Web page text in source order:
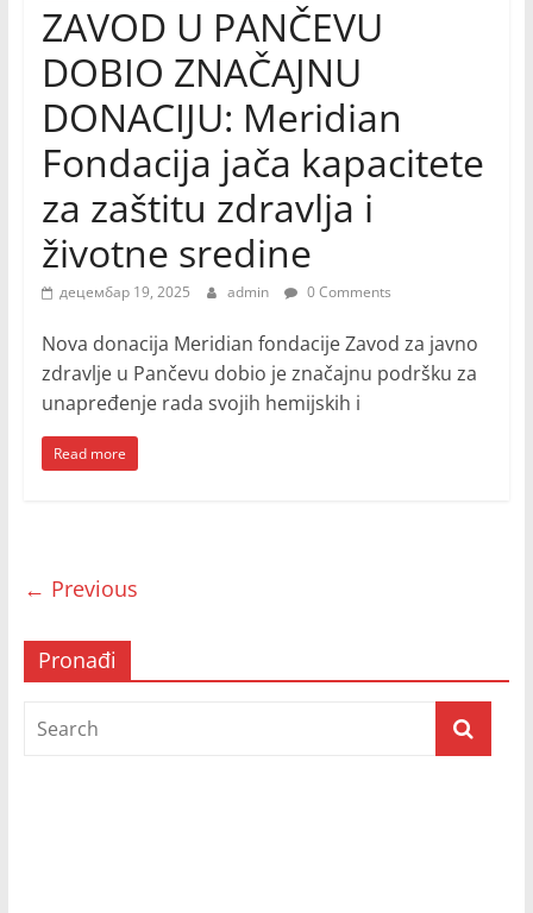
ZAVOD U PANČEVU
DOBIO ZNAČAJNU
DONACIJU: Meridian
Fondacija jača kapacitete
za zaštitu zdravlja i
životne sredine
децембар 19, 2025 admin 0 Comments
Nova donacija Meridian fondacije Zavod za javno
zdravlje u Pančevu dobio je značajnu podršku za
unapređenje rada svojih hemijskih i
Read more
← Previous
Pronađi